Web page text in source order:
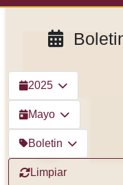
2025
Mayo
Boletin
Limpiar